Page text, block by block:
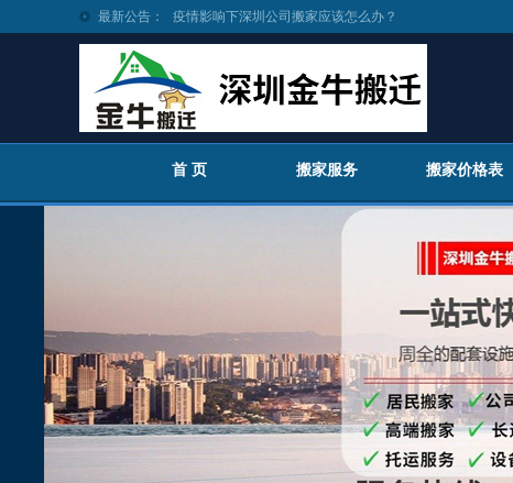
最新公告：
疫情影响下深圳公司搬家应该怎么办？
深圳搬家公司哪家好？金牛搬迁教你3招，快速决定...
深圳企业搬家方案:小牛总结6条优质解决方案，供您...
我们应该怎么节省搬家时间呢？
深圳工厂搬迁在疫情影响下如何抉择？
首 页 搬家服务 搬家价格表